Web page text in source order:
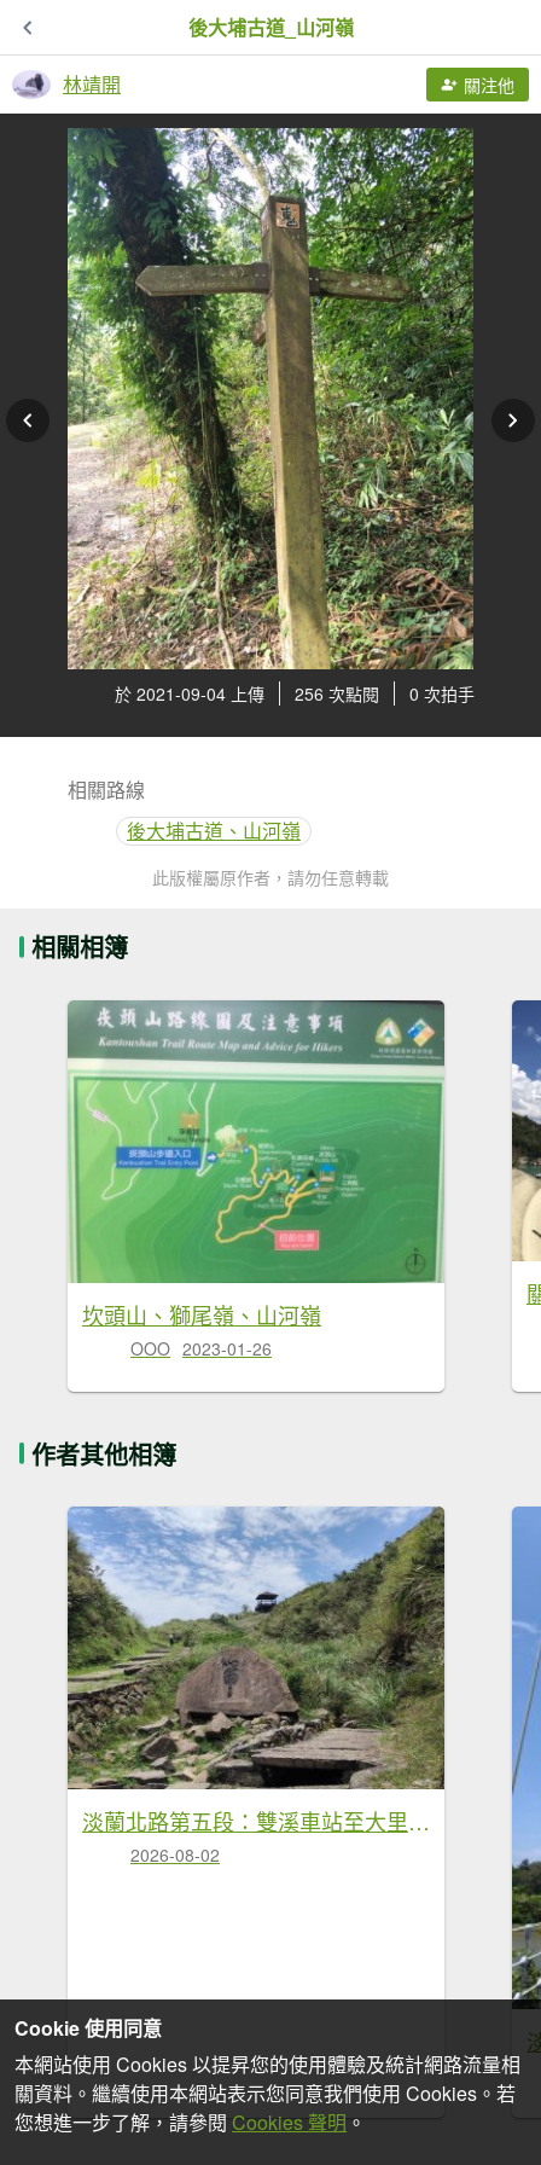
後大埔古道_山河嶺
林靖開 關注他
於 2021-09-04 上傳 256 次點閱 0 次拍手
相關路線
後大埔古道、山河嶺
此版權屬原作者，請勿任意轉載
相關相簿
坎頭山、獅尾嶺、山河嶺
OOO 2023-01-26
作者其他相簿
淡蘭北路第五段：雙溪車站至大里車站
2026-08-02
Cookie 使用同意
本網站使用 Cookies 以提昇您的使用體驗及統計網路流量相
關資料。繼續使用本網站表示您同意我們使用 Cookies。若
您想進一步了解，請參閱 Cookies 聲明 。